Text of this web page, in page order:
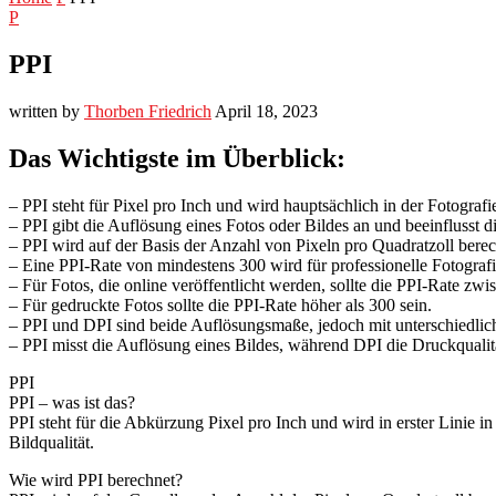
P
PPI
written by Thorben Friedrich April 18, 2023
Das Wichtigste im Überblick:
– PPI steht für Pixel pro Inch und wird hauptsächlich in der
– PPI gibt die Auflösung eines Fotos oder Bildes an und beeinflusst
– PPI wird auf der Basis der Anzahl von Pixeln pro Quadratzoll
– Eine PPI-Rate von mindestens 300 wird für professionelle
– Für Fotos, die online veröffentlicht werden, sollte die PPI-Rate
– Für gedruckte Fotos sollte die PPI-Rate höher als 300 sein.
– PPI und DPI sind beide Auflösungsmaße, jedoch mit
– PPI misst die Auflösung eines Bildes, während DPI die
PPI
PPI – was ist das?
PPI steht für die Abkürzung Pixel pro Inch und wird in erster Linie
Bildqualität.
Wie wird PPI berechnet?